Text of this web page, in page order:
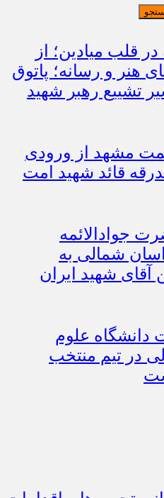
قلب میادین؛ از
هنر و رسانه؛ پاتوق
تشییع رهبر شهید
مشهد از ورودی
قائد شهید امت
جوادالائمه
شمالی به
آقای شهید ایران
دانشگاه علوم
در تیم منتخب